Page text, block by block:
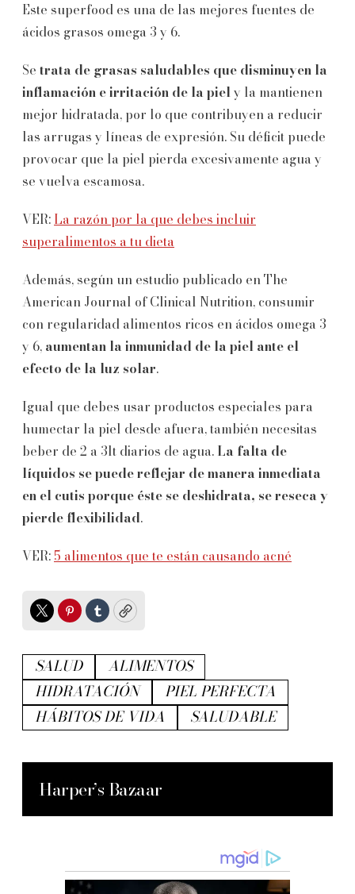
Este superfood es una de las mejores fuentes de
ácidos grasos omega 3 y 6.
Se trata de grasas saludables que disminuyen la
inflamación e irritación de la piely la mantienen
mejor hidratada, por lo que contribuyen a reducir
las arrugas y líneas de expresión. Su déficit puede
provocar que la piel pierda excesivamente agua y
se vuelva escamosa.
VER: La razón por la que debes incluir
superalimentos a tu dieta
Además, según un estudio publicado en The
American Journal of Clinical Nutrition, consumir
con regularidad alimentos ricos en ácidos omega 3
y 6, aumentan la inmunidad de la piel ante el
efecto de la luz solar.
Igual que debes usar productos especiales para
humectar la piel desde afuera, también necesitas
beber de 2 a 3lt diarios de agua. La falta de
líquidos se puede reflejar de manera inmediata
en el cutis porque éste se deshidrata, se reseca y
pierde flexibilidad.
VER: 5 alimentos que te están causando acné
TwitterPinterest
TumblrCopy
SALUD
ALIMENTOS
HIDRATACIÓN
PIEL PERFECTA
HÁBITOS DE VIDA
SALUDABLE
Harper’s Bazaar